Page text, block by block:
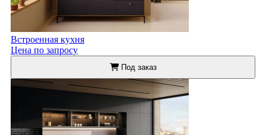
Встроенная кухня
Цена по запросу
Под заказ